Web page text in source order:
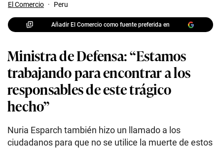
El Comercio · Peru
Añadir El Comercio como fuente preferida en
Ministra de Defensa: “Estamos
trabajando para encontrar a los
responsables de este trágico
hecho”
Nuria Esparch también hizo un llamado a los
ciudadanos para que no se utilice la muerte de estos